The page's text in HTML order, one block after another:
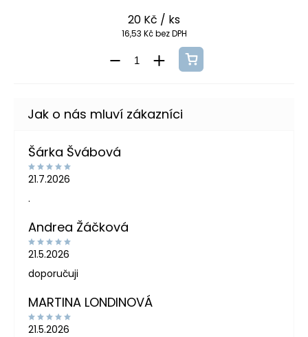
20 Kč / ks
16,53 Kč bez DPH
Šárka Švábová
21.7.2026
.
Andrea Žáčková
21.5.2026
doporučuji
MARTINA LONDINOVÁ
21.5.2026